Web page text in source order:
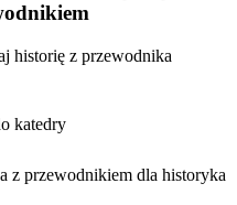
historię z przewodnika
katedry
z przewodnikiem dla historyka